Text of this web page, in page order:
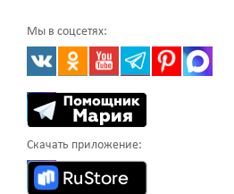
Мы в соцсетях:
Скачать приложение: